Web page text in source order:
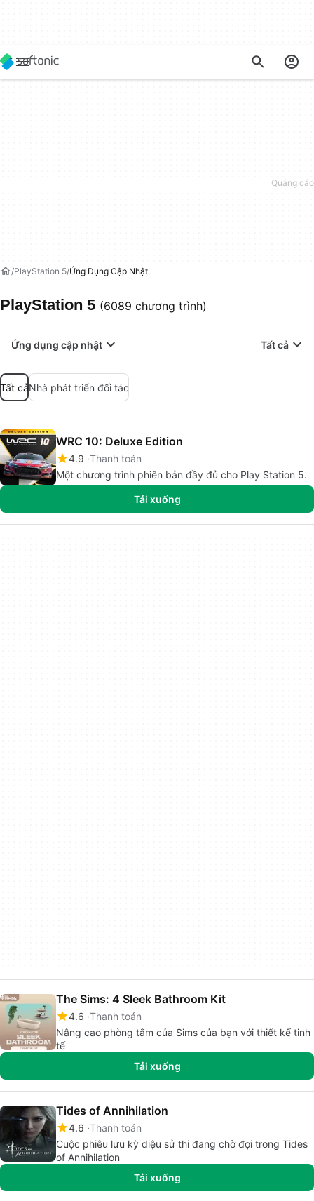
PlayStation 5 Ứng Dụng Cập Nhật
PlayStation 5 (6089 chương trình)
Ứng dụng cập nhật Tất cả
Tất cảNhà phát triển đối tác
WRC 10: Deluxe Edition
4.9 Thanh toán
Một chương trình phiên bản đầy đủ cho Play Station 5.
Tải xuống
The Sims: 4 Sleek Bathroom Kit
4.6 Thanh toán
Nâng cao phòng tắm của Sims của bạn với thiết kế tinh
tế
Tải xuống
Tides of Annihilation
4.6 Thanh toán
Cuộc phiêu lưu kỳ diệu sử thi đang chờ đợi trong Tides
of Annihilation
Tải xuống